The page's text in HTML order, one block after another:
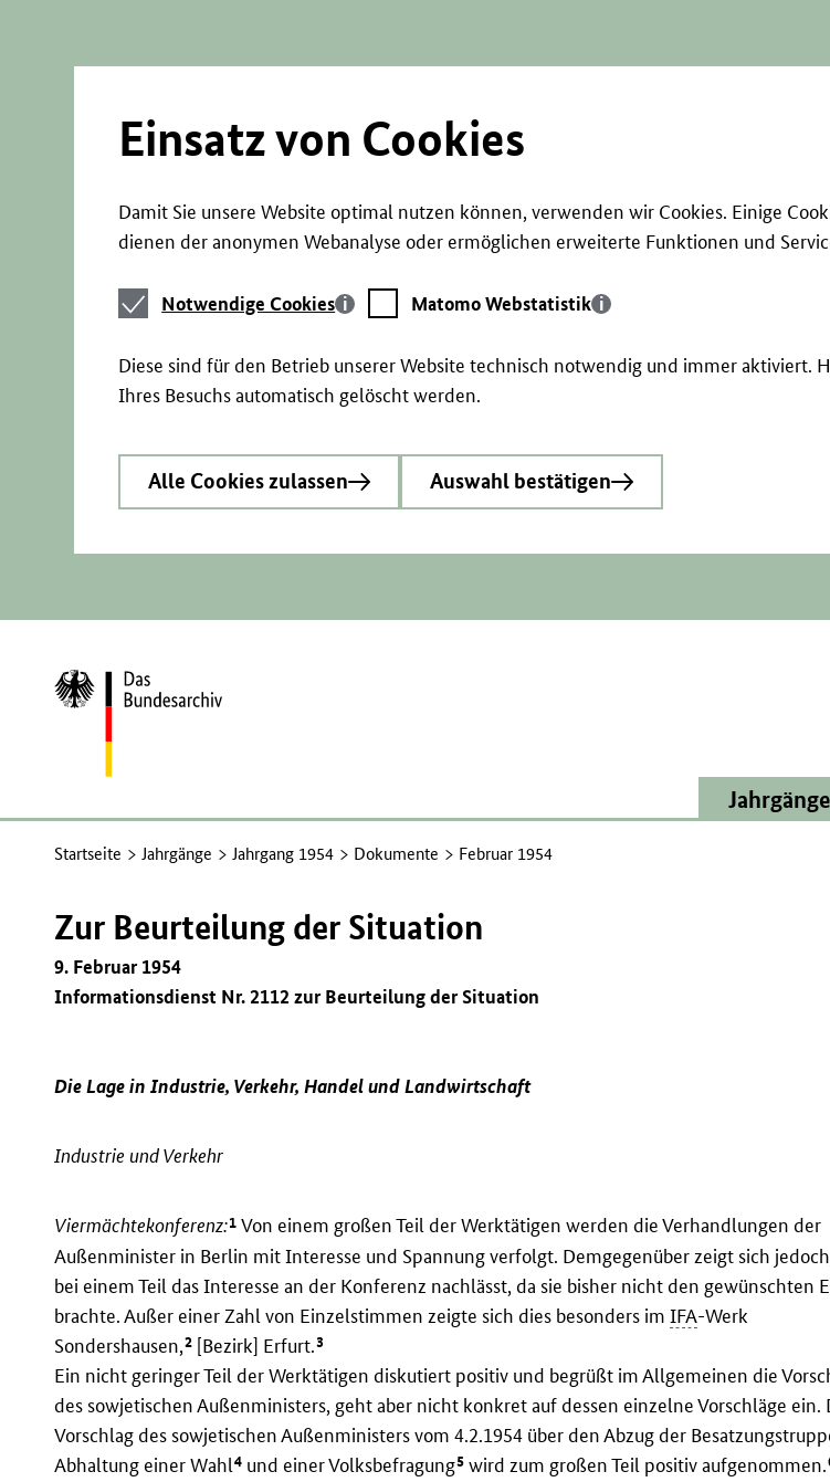
Einsatz von Cookies
Damit Sie unsere Website optimal nutzen können, verwenden wir Cookies. Einige
dienen der anonymen Webanalyse oder ermöglichen erweiterte Funktionen und
Notwendige
Cookies
Notwendige Cookies
Matomo
Webstatistik
Matomo Webstatistik
Diese sind für den Betrieb unserer Website technisch notwendig und immer aktiviert.
Ihres Besuchs automatisch gelöscht werden.
Alle Cookies zulassen Auswahl bestätigen
Zur
Startseite
Jahrgänge
Startseite Jahrgänge Jahrgang 1954 Dokumente Februar 1954
Zur Beurteilung der Situation
9. Februar 1954
Informationsdienst Nr. 2112 zur Beurteilung der Situation
Die Lage in Industrie, Verkehr, Handel und Landwirtschaft
Industrie und Verkehr
Viermächtekonferenz:1 Von einem großen Teil der Werktätigen werden die Verhandlungen der
Außenminister in Berlin mit Interesse und Spannung verfolgt. Demgegenüber zeigt sich
bei einem Teil das Interesse an der Konferenz nachlässt, da sie bisher nicht den gewünschten
brachte. Außer einer Zahl von Einzelstimmen zeigte sich dies besonders imIFA-Werk
Sondershausen,2 [Bezirk] Erfurt.3
Ein nicht geringer Teil der Werktätigen diskutiert positiv und begrüßt im Allgemeinen die
des sowjetischen Außenministers, geht aber nicht konkret auf dessen einzelne Vorschläge ein.
Vorschlag des sowjetischen Außenministers vom 4.2.1954 über den Abzug der
Abhaltung einer Wahl4 und einer Volksbefragung5 wird zum großen Teil positiv aufgenommen.